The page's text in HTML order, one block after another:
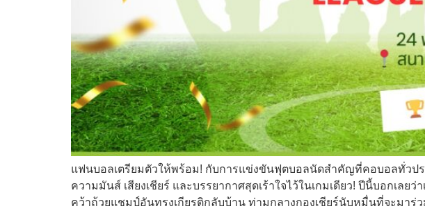
แฟนบอลเตรียมตัวให้พร้อม! กับการแข่งขันฟุตบอลนัดสำคัญที่คอบอลทั่วปร
ความมันส์ เสียงเชียร์ และบรรยากาศสุดเร้าใจไว้ในเกมเดียว! ปีนี้บอกเ
คว้าถ้วยแชมป์อันทรงเกียรติกลับบ้าน ท่ามกลางกองเชียร์นับหมื่นที่จะมาร่ว